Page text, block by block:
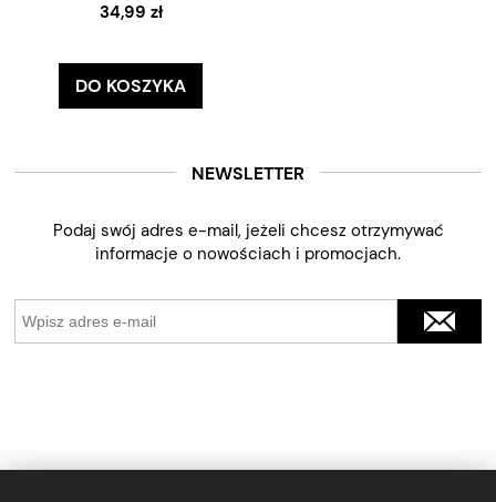
34,99 zł
DO KOSZYKA
NEWSLETTER
Podaj swój adres e-mail, jeżeli chcesz otrzymywać
informacje o nowościach i promocjach.